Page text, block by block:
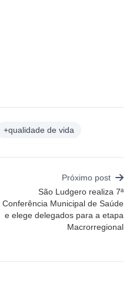
+qualidade de vida
Próximo post
São Ludgero realiza 7ª
Conferência Municipal de Saúde
e elege delegados para a etapa
Macrorregional